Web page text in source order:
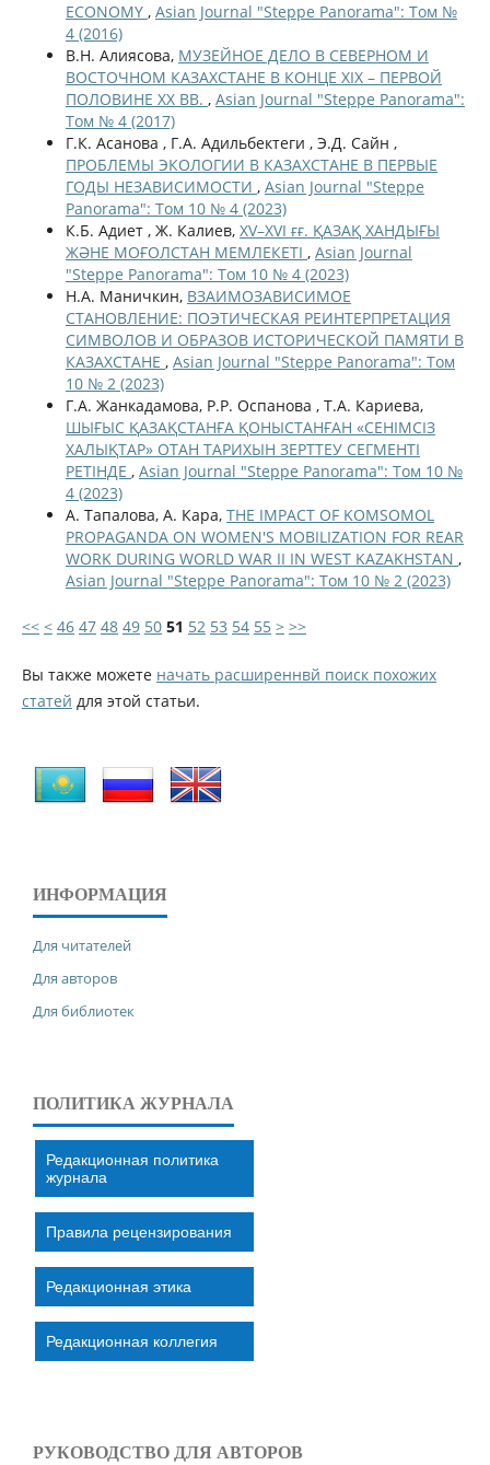
ECONOMY , Asian Journal "Steppe Panorama": Том №
4 (2016)
В.Н. Алиясова, МУЗЕЙНОЕ ДЕЛО В СЕВЕРНОМ И
ВОСТОЧНОМ КАЗАХСТАНЕ В КОНЦЕ XIX – ПЕРВОЙ
ПОЛОВИНЕ ХХ ВВ. , Asian Journal "Steppe Panorama":
Том № 4 (2017)
Г.К. Асанова , Г.А. Адильбектеги , Э.Д. Сайн ,
ПРОБЛЕМЫ ЭКОЛОГИИ В КАЗАХСТАНЕ В ПЕРВЫЕ
ГОДЫ НЕЗАВИСИМОСТИ , Asian Journal "Steppe
Panorama": Том 10 № 4 (2023)
К.Б. Адиет , Ж. Калиев, XV–XVI ғғ. ҚАЗАҚ ХАНДЫҒЫ
ЖӘНЕ МОҒОЛСТАН МЕМЛЕКЕТІ , Asian Journal
"Steppe Panorama": Том 10 № 4 (2023)
Н.А. Маничкин, ВЗАИМОЗАВИСИМОЕ
СТАНОВЛЕНИЕ: ПОЭТИЧЕСКАЯ РЕИНТЕРПРЕТАЦИЯ
СИМВОЛОВ И ОБРАЗОВ ИСТОРИЧЕСКОЙ ПАМЯТИ В
КАЗАХСТАНЕ , Asian Journal "Steppe Panorama": Том
10 № 2 (2023)
Г.A. Жанкадамова, Р.Р. Оспанова , Т.А. Кариева,
ШЫҒЫС ҚАЗАҚСТАНҒА ҚОНЫСТАНҒАН «СЕНІМСІЗ
ХАЛЫҚТАР» ОТАН ТАРИХЫН ЗЕРТТЕУ СЕГМЕНТІ
РЕТІНДЕ , Asian Journal "Steppe Panorama": Том 10 №
4 (2023)
А. Тапалова, А. Кара, THE IMPACT OF KOMSOMOL
PROPAGANDA ON WOMEN'S MOBILIZATION FOR REAR
WORK DURING WORLD WAR II IN WEST KAZAKHSTAN ,
Asian Journal "Steppe Panorama": Том 10 № 2 (2023)
<< < 46 47 48 49 50 51 52 53 54 55 > >>
Вы также можете начать расширеннвй поиск похожих
статей для этой статьи.
ИНФОРМАЦИЯ
Для читателей
Для авторов
Для библиотек
ПОЛИТИКА ЖУРНАЛА
Редакционная политика
журнала
Правила рецензирования
Редакционная этика
Редакционная коллегия
РУКОВОДСТВО ДЛЯ АВТОРОВ